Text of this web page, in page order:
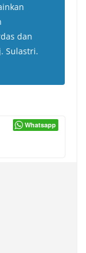
dan
Sulastri.
Whatsapp